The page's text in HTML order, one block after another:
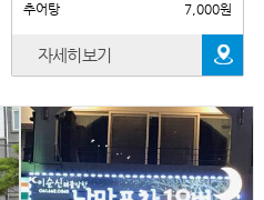
추어탕
7,000원
자세히보기